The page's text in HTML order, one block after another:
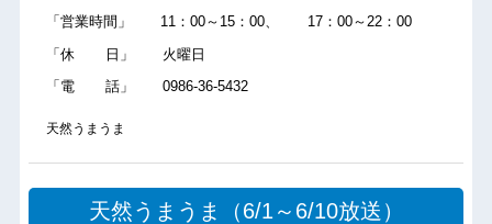
「営業時間」 11：00～15：00、 17：00～22：00
「休 日」 火曜日
「電 話」 0986-36-5432
天然うまうま
天然うまうま（6/1～6/10放送）